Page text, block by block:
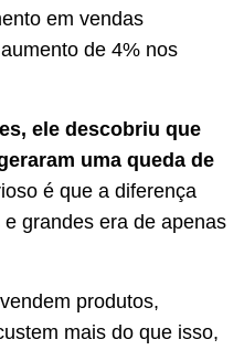
em vendas
de 4% nos
ele descobriu que
uma queda de
é que a diferença
grandes era de apenas
produtos,
mais do que isso,